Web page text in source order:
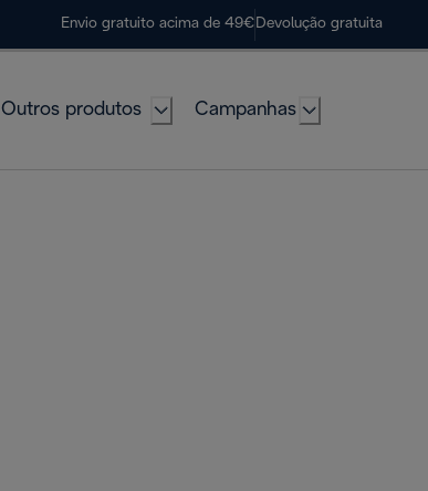
Envio gratuito acima de 49€ Devolução gratuita
Outros produtos Campanhas